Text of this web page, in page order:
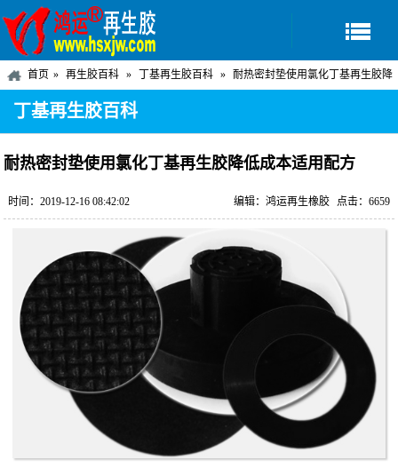
首页 再生胶百科 丁基再生胶百科 耐热密封垫使用氯化丁基再生胶降
低成本适用配方
丁基再生胶百科
耐热密封垫使用氯化丁基再生胶降低成本适用配方
时间：2019-12-16 08:42:02 点击：6659
编辑：鸿运再生橡胶